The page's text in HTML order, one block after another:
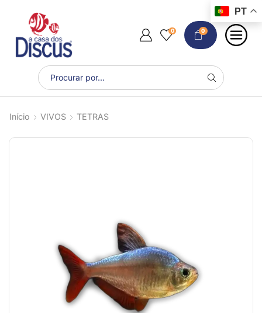
0 0
Início VIVOS TETRAS
PT